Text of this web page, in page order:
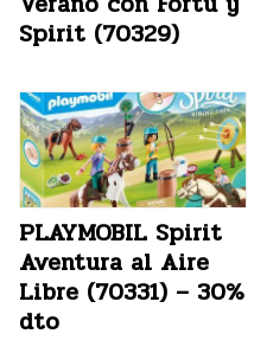
Spirit (70329)
PLAYMOBIL Spirit
Aventura al Aire
Libre (70331) – 30%
dto